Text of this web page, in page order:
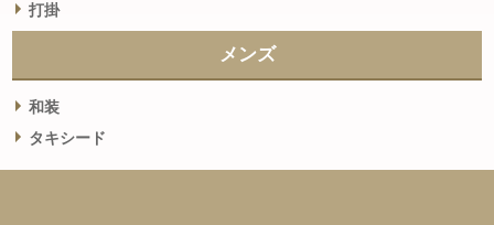
打掛
メンズ
和装
タキシード